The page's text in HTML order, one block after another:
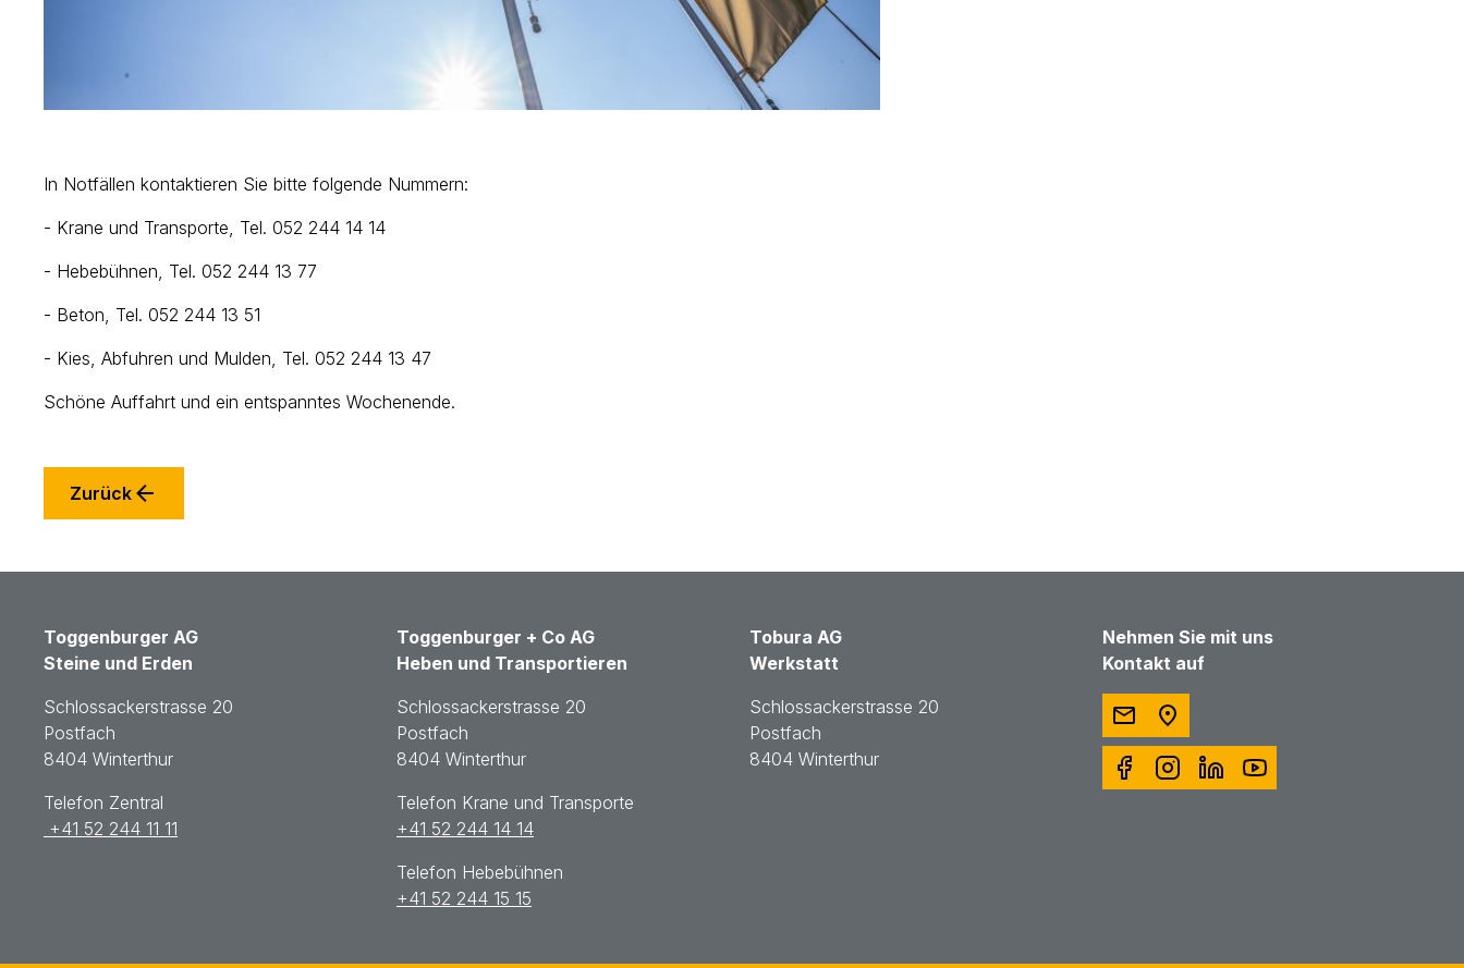
In Notfällen kontaktieren Sie bitte folgende Nummern:
- Krane und Transporte, Tel. 052 244 14 14
- Hebebühnen, Tel. 052 244 13 77
- Beton, Tel. 052 244 13 51
- Kies, Abfuhren und Mulden, Tel. 052 244 13 47
Schöne Auffahrt und ein entspanntes Wochenende.
Zurück
Toggenburger AG
Steine und Erden
Schlossackerstrasse 20
Postfach
8404 Winterthur
Telefon Zentral
+41 52 244 11 11
Toggenburger + Co AG
Heben und Transportieren
Schlossackerstrasse 20
Postfach
8404 Winterthur
Telefon Krane und Transporte
+41 52 244 14 14
Telefon Hebebühnen
+41 52 244 15 15
Tobura AG
Werkstatt
Schlossackerstrasse 20
Postfach
8404 Winterthur
Nehmen Sie mit uns
Kontakt auf